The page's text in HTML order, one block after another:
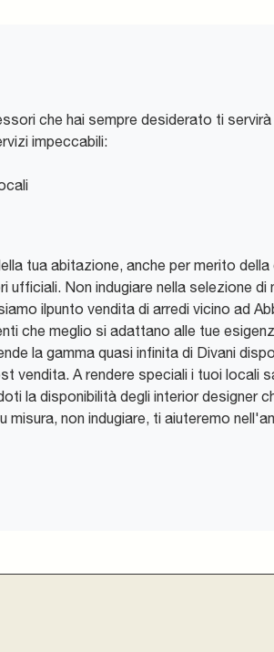
che hai sempre desiderato ti
impeccabili:
tua abitazione, anche per merito
Non indugiare nella selezione di
ilpunto vendita di arredi vicino ad
che meglio si adattano alle tue
la gamma quasi infinita di Divani
vendita. A rendere speciali i tuoi locali
la disponibilità degli interior designer
non indugiare, ti aiuteremo